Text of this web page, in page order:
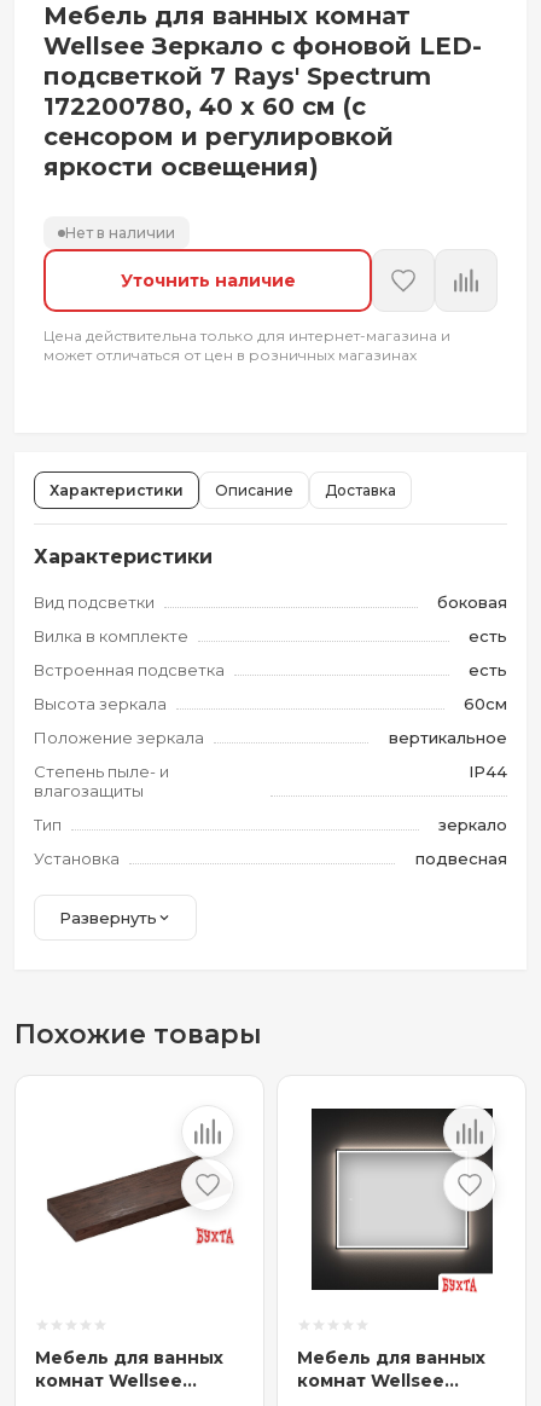
Мебель для ванных комнат
Wellsee Зеркало с фоновой LED-
подсветкой 7 Rays' Spectrum
172200780, 40 х 60 см (с
сенсором и регулировкой
яркости освещения)
Нет в наличии
Уточнить наличие
Цена действительна только для интернет-магазина и
может отличаться от цен в розничных магазинах
Характеристики Описание Доставка
Характеристики
Вид подсветки
боковая
Вилка в комплекте
есть
Встроенная подсветка
есть
Высота зеркала
60см
Положение зеркала
вертикальное
Степень пыле- и
влагозащиты
IP44
Тип
зеркало
Установка
подвесная
Развернуть
Похожие товары
Мебель для ванных
комнат Wellsee
Мебель для ванных
комнат Wellsee